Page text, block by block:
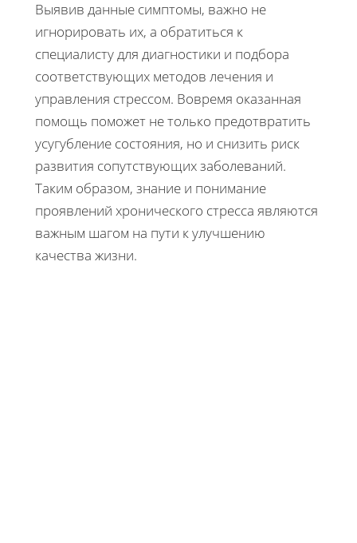
Выявив данные симптомы, важно не
игнорировать их, а обратиться к
специалисту для диагностики и подбора
соответствующих методов лечения и
управления стрессом. Вовремя оказанная
помощь поможет не только предотвратить
усугубление состояния, но и снизить риск
развития сопутствующих заболеваний.
Таким образом, знание и понимание
проявлений хронического стресса являются
важным шагом на пути к улучшению
качества жизни.